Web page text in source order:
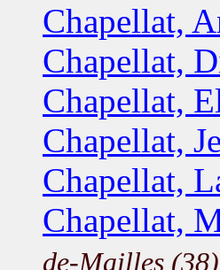
Chapellat,
Chapellat,
Chapellat,
Chapellat,
Chapellat,
Chapellat,
de-Mailles (38)